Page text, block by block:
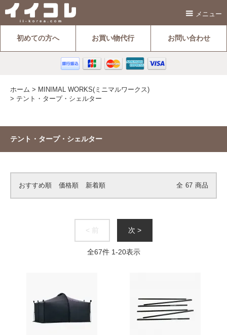
メニュー
初めての方へ お買い物代行 お問い合わせ
ホーム > MINIMAL WORKS(ミニマルワークス)
> テント・タープ・シェルター
テント・タープ・シェルター
おすすめ順 価格順 新着順 全 67 商品
< 前 次 >
全67件 1-20表示